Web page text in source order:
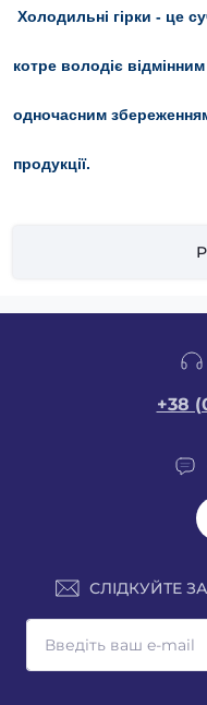
Холодильні гірки - це
котре володіє
одночасним
продукції.
магазині, супермаркеті і
максимально зручно
вздовж стін, їх ще
задніми стінками,
поличкам, якими
представляє товари і
освітленому приміщенні.
+38
СЛІДКУЙТЕ